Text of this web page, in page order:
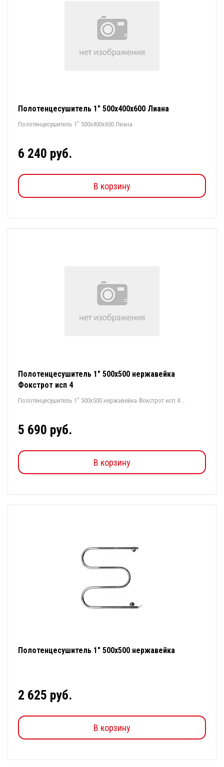
Полотенцесушитель 1" 500х400х600 Лиана
Полотенцесушитель 1" 500х400х600 Лиана
6 240 руб.
В корзину
Полотенцесушитель 1" 500х500 нержавейка
Фокстрот исп 4
Полотенцесушитель 1" 500х500 нержавейка Фокстрот исп 4...
5 690 руб.
В корзину
Полотенцесушитель 1" 500х500 нержавейка
2 625 руб.
В корзину